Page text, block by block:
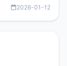
破，但求保
2026-01-12